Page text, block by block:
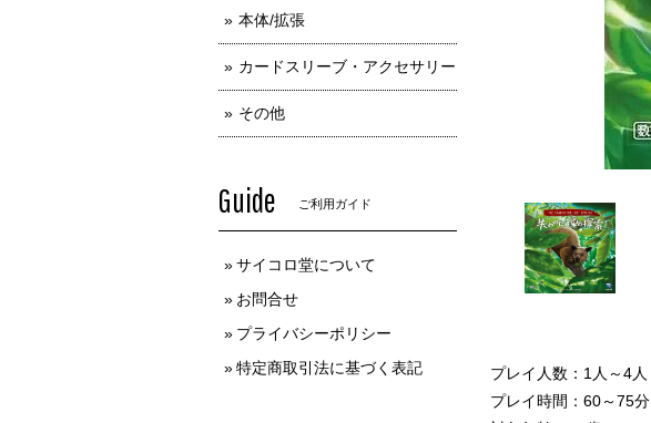
プレイ人数：1人～4人
プレイ時間：60～75分
本体/拡張
カードスリーブ・アクセサリー
その他
Guide ご利用ガイド
サイコロ堂について
お問合せ
プライバシーポリシー
特定商取引法に基づく表記